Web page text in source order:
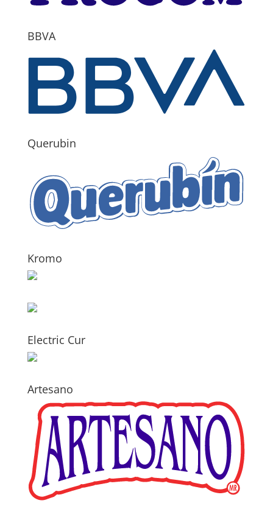
BBVA
Querubin
Kromo
Electric Cur
Artesano